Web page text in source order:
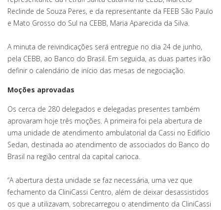
Reclinde de Souza Peres, e da representante da FEEB São Paulo
e Mato Grosso do Sul na CEBB, Maria Aparecida da Silva.
A minuta de reivindicações será entregue no dia 24 de junho,
pela CEBB, ao Banco do Brasil. Em seguida, as duas partes irão
definir o calendário de início das mesas de negociação.
Moções aprovadas
Os cerca de 280 delegados e delegadas presentes também
aprovaram hoje três moções. A primeira foi pela abertura de
uma unidade de atendimento ambulatorial da Cassi no Edifício
Sedan, destinada ao atendimento de associados do Banco do
Brasil na região central da capital carioca.
“A abertura desta unidade se faz necessária, uma vez que
fechamento da CliniCassi Centro, além de deixar desassistidos
os que a utilizavam, sobrecarregou o atendimento da CliniCassi